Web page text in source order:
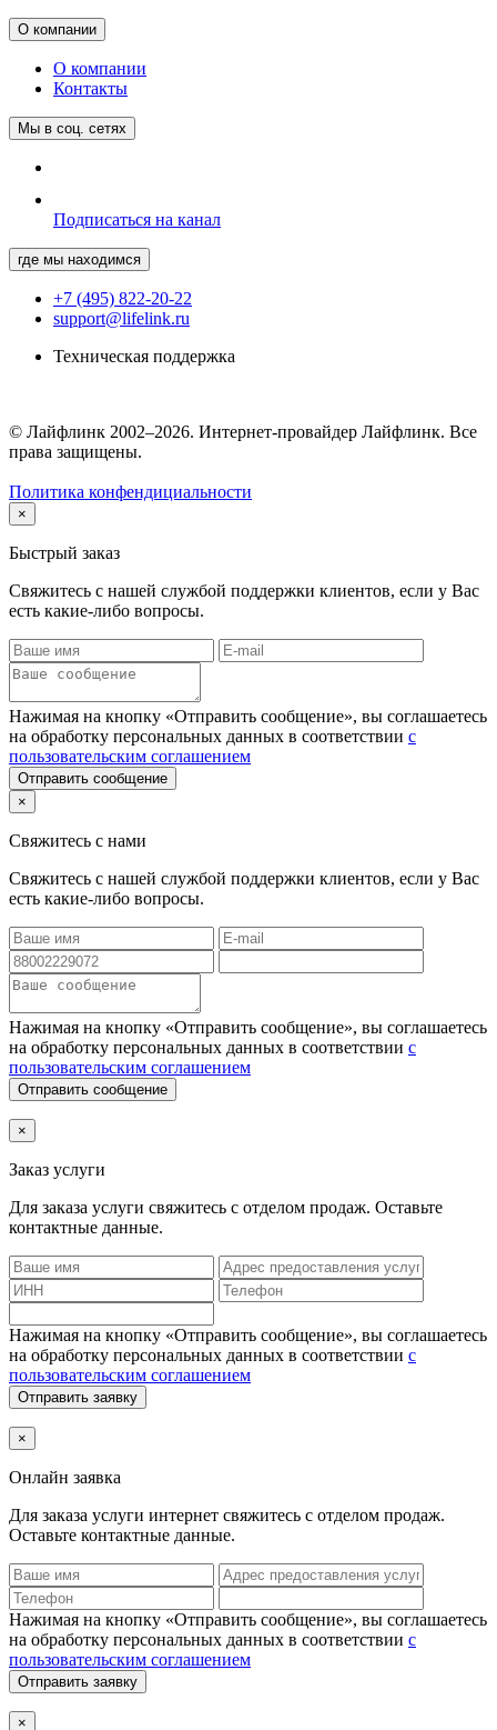
О компании
О компании
Контакты
Мы в соц. сетях
Подписаться на канал
где мы находимся
+7 (495) 822-20-22
support@lifelink.ru
Техническая поддержка
© Лайфлинк 2002–2026. Интернет-провайдер Лайфлинк. Все
права защищены.
Политика конфендициальности
×
Быстрый заказ
Свяжитесь с нашей службой поддержки клиентов, если у Вас
есть какие-либо вопросы.
Нажимая на кнопку «Отправить сообщение», вы соглашаетесь
на обработку персональных данных в соответствии с
пользовательским соглашением
Отправить сообщение
×
Свяжитесь с нами
Свяжитесь с нашей службой поддержки клиентов, если у Вас
есть какие-либо вопросы.
Нажимая на кнопку «Отправить сообщение», вы соглашаетесь
на обработку персональных данных в соответствии с
пользовательским соглашением
Отправить сообщение
×
Заказ услуги
Для заказа услуги свяжитесь с отделом продаж. Оставьте
контактные данные.
Нажимая на кнопку «Отправить сообщение», вы соглашаетесь
на обработку персональных данных в соответствии с
пользовательским соглашением
Отправить заявку
×
Онлайн заявка
Для заказа услуги интернет свяжитесь с отделом продаж.
Оставьте контактные данные.
Нажимая на кнопку «Отправить сообщение», вы соглашаетесь
на обработку персональных данных в соответствии с
пользовательским соглашением
Отправить заявку
×